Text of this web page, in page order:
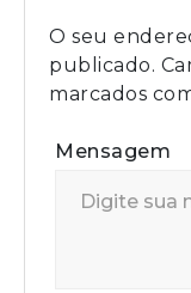
O seu
publicado.
marcados
Mensagem